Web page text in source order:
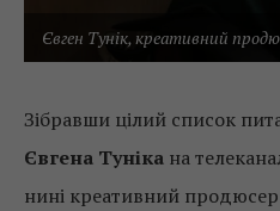
Євген Тунік, креативний
Зібравши цілий список
Євгена Туніка на
нині креативний